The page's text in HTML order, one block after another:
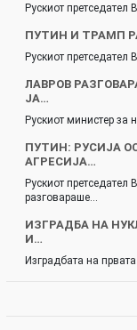
Рускиот претседател
ПУТИН И ТРАМП
Рускиот претседател
ЛАВРОВ
ЈА…
Рускиот министер за
ПУТИН: РУСИЈА
АГРЕСИЈА…
Рускиот
разговараше…
ИЗГРАДБА НА
И…
Изградбата на